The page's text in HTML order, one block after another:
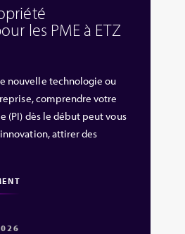
les PME à ETZ
nouvelle technologie ou
comprendre votre
dès le début peut vous
attirer des